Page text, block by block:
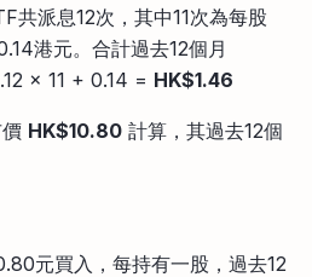
共派息12次，其中11次為每股
港元。合計過去12個月
× 11 + 0.14 = HK$1.46
HK$10.80 計算，其過去12個
元買入，每持有一股，過去12